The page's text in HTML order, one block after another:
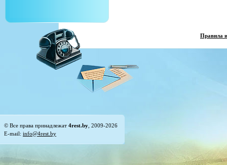
Правила
© Все права принадлежат 4rest.by , 2009-2026
E-mail: info@4rest.by